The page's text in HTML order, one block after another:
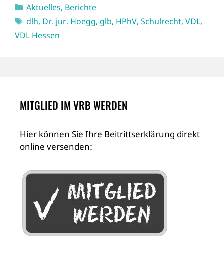
Kategorien
Aktuelles, Berichte
Schlagwörter
dlh, Dr. jur. Hoegg, glb, HPhV, Schulrecht, VDL,
VDL Hessen
MITGLIED IM VRB WERDEN
Hier können Sie Ihre Beitrittserklärung direkt
online versenden: